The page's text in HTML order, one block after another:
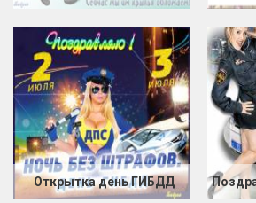
Открытка день ГИБДД